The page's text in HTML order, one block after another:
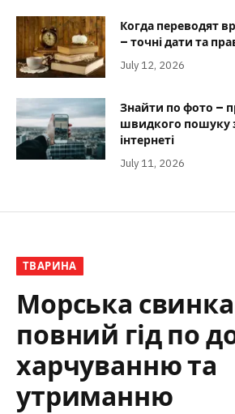
Когда переводят
– точні дати та
July 12, 2026
Знайти по фото –
швидкого пошуку
інтернеті
July 11, 2026
ТВАРИНА
Морська
повний гід по
харчуванню та
утриманню